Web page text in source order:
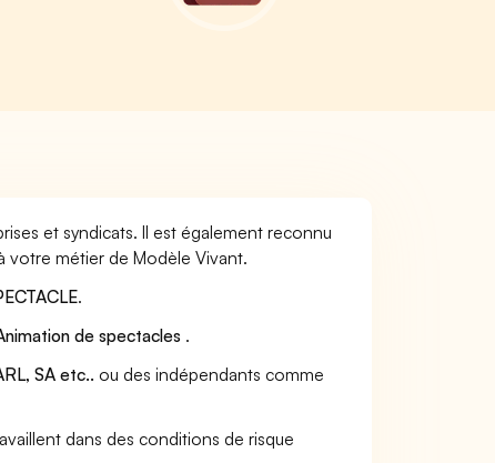
et syndicats. Il est également reconnu
votre métier de Modèle Vivant.
.
de spectacles .
SA etc.. ou des indépendants comme
dans des conditions de risque